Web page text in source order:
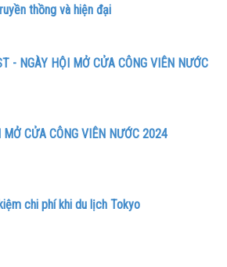
thồng và hiện đại
- NGÀY HỘI MỞ CỬA CÔNG VIÊN NƯỚC
MỞ CỬA CÔNG VIÊN NƯỚC 2024
chi phí khi du lịch Tokyo